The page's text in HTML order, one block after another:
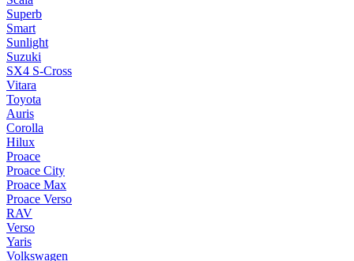
Superb
Smart
Sunlight
Suzuki
SX4 S-Cross
Vitara
Toyota
Auris
Corolla
Hilux
Proace
Proace City
Proace Max
Proace Verso
RAV
Verso
Yaris
Volkswagen